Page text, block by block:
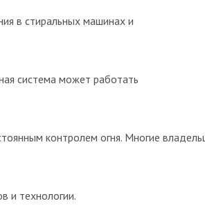
в стиральных машинах и
система может работать
контролем огня. Многие
и технологии.